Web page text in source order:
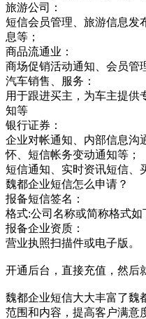
旅游公司：
短信会员管理、旅游信息发
息等；
商品流通业：
商场促销活动通知、会员管
汽车销售、服务：
用于跟进买主，为车主提供
知等
银行证券：
企业对帐通知、内部信息沟
怀、短信帐务变动通知等；
短信通知、实时资讯短信、
魏都企业短信怎么申请？
报备短信签名：
格式:公司名称或简称格式如
报备企业资质：
营业执照扫描件或电子版。
开通后台，直接充值，然后
魏都企业短信大大丰富了魏
范围和内容，提高客户满意